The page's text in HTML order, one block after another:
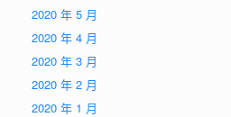
2020 年 5 月
2020 年 4 月
2020 年 3 月
2020 年 2 月
2020 年 1 月